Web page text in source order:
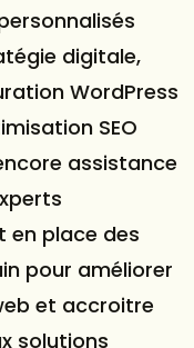
digitale,
WordPress
SEO
assistance
en place des
pour améliorer
et accroitre
solutions